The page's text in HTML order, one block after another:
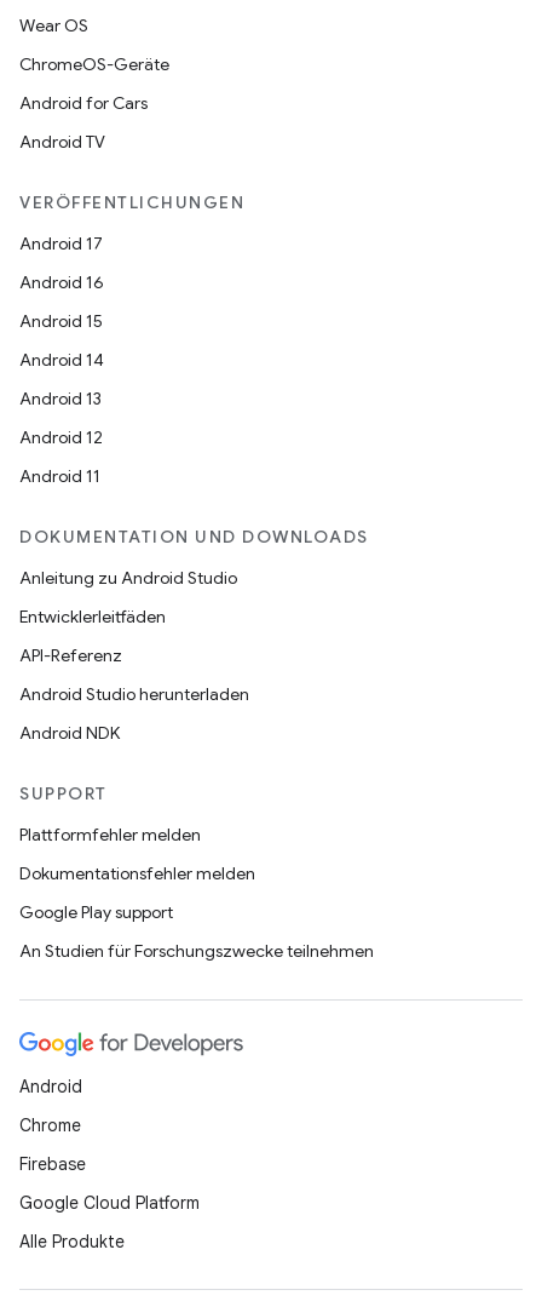
Wear OS
ChromeOS-Geräte
Android for Cars
Android TV
VERÖFFENTLICHUNGEN
Android 17
Android 16
Android 15
Android 14
Android 13
Android 12
Android 11
DOKUMENTATION UND DOWNLOADS
Anleitung zu Android Studio
Entwicklerleitfäden
API-Referenz
Android Studio herunterladen
Android NDK
SUPPORT
Plattformfehler melden
Dokumentationsfehler melden
Google Play support
An Studien für Forschungszwecke teilnehmen
Android
Chrome
Firebase
Google Cloud Platform
Alle Produkte